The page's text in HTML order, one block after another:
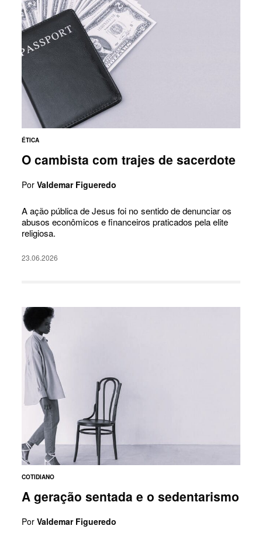
ÉTICA
O cambista com trajes de sacerdote
PorValdemar Figueredo
A ação pública de Jesus foi no sentido de denunciar os
abusos econômicos e financeiros praticados pela elite
religiosa.
23.06.2026
COTIDIANO
A geração sentada e o sedentarismo
PorValdemar Figueredo